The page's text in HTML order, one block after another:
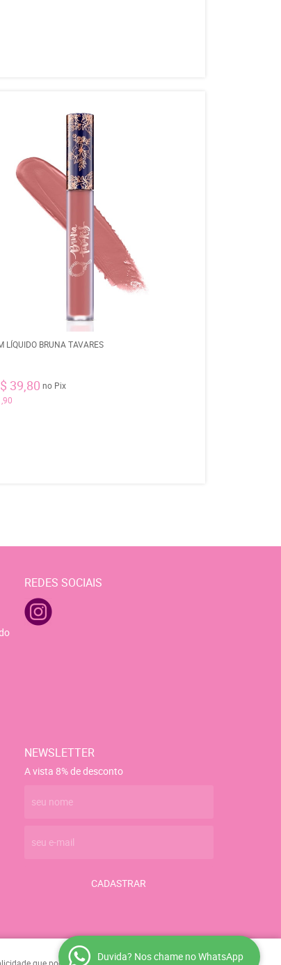
LÍQUIDO BRUNA TAVARES
39,80 no Pix
REDES SOCIAIS
NEWSLETTER
A vista 8% de desconto
CADASTRAR
Duvida? Nos chame no WhatsApp